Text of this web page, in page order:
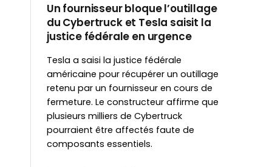
Un fournisseur bloque l’outillage
du Cybertruck et Tesla saisit la
justice fédérale en urgence
Tesla a saisi la justice fédérale
américaine pour récupérer un outillage
retenu par un fournisseur en cours de
fermeture. Le constructeur affirme que
plusieurs milliers de Cybertruck
pourraient être affectés faute de
composants essentiels.